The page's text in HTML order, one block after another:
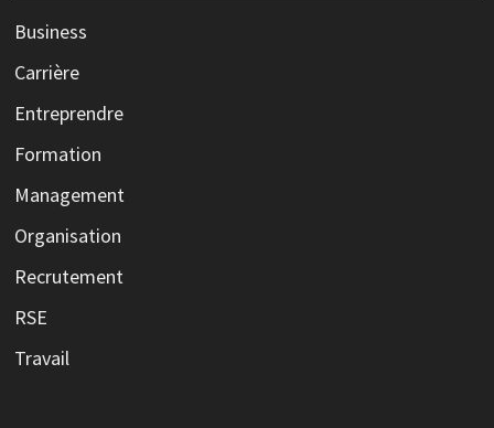
Business
Carrière
Entreprendre
Formation
Management
Organisation
Recrutement
RSE
Travail